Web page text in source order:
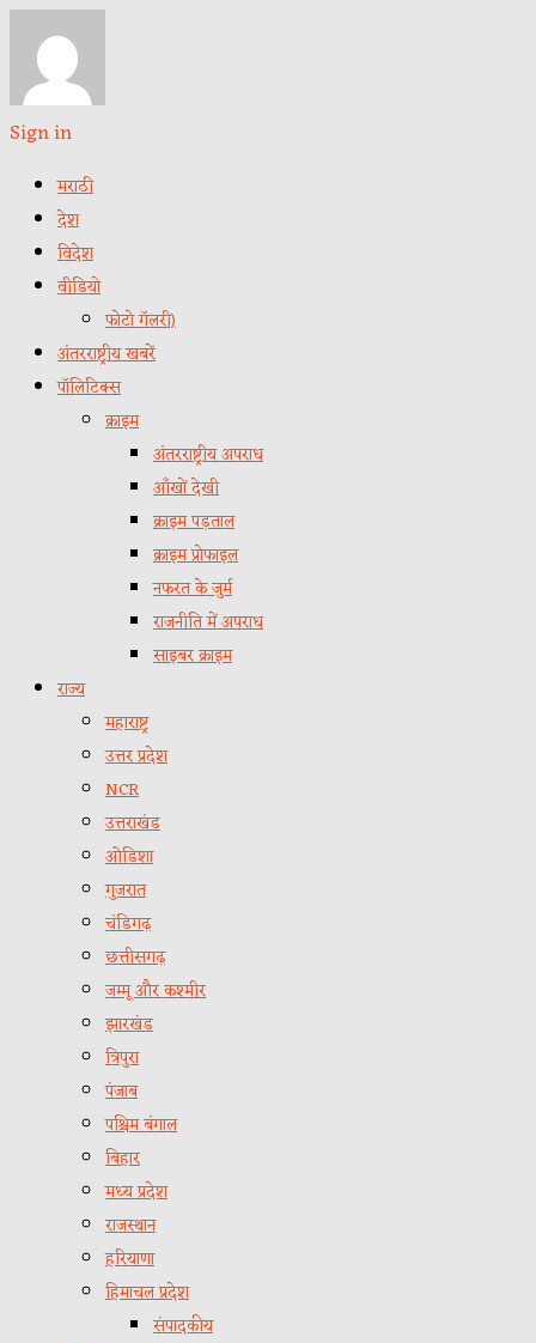
Sign in
मराठी
देश
विदेश
वीडियो
फोटो गॅलरी)
अंतरराष्ट्रीय खबरें
पॉलिटिक्स
क्राइम
अंतरराष्ट्रीय अपराध
आँखों देखी
क्राइम पड़ताल
क्राइम प्रोफाइल
नफरत के जुर्म
राजनीति में अपराध
साइबर क्राइम
राज्य
महाराष्ट्र
उत्तर प्रदेश
NCR
उत्तराखंड
ओडिशा
गुजरात
चंडिगढ़
छत्तीसगढ़
जम्मू और कश्मीर
झारखंड
त्रिपुरा
पंजाब
पश्चिम बंगाल
बिहार
मध्य प्रदेश
राजस्थान
हरियाणा
हिमाचल प्रदेश
संपादकीय